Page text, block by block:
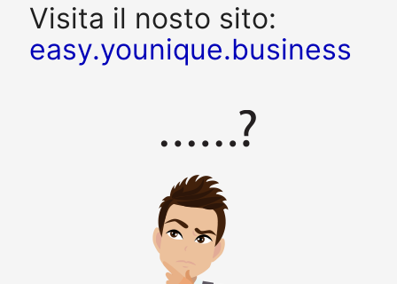
Visita il nosto sito:
easy.younique.business